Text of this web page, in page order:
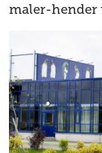
maler-hender